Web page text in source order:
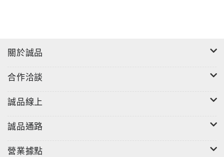
關於誠品
合作洽談
誠品線上
誠品通路
營業據點